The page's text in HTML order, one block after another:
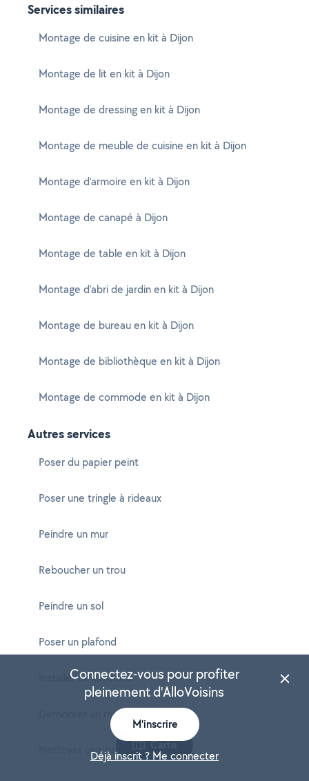
Services similaires
Montage de cuisine en kit à Dijon
Montage de lit en kit à Dijon
Montage de dressing en kit à Dijon
Montage de meuble de cuisine en kit à Dijon
Montage d'armoire en kit à Dijon
Montage de canapé à Dijon
Montage de table en kit à Dijon
Montage d'abri de jardin en kit à Dijon
Montage de bureau en kit à Dijon
Montage de bibliothèque en kit à Dijon
Montage de commode en kit à Dijon
Autres services
Poser du papier peint
Poser une tringle à rideaux
Peindre un mur
Reboucher un trou
Peindre un sol
Poser un plafond
Installer un luminaire
Démonter un meuble
Nettoyer une terrasse Carte
Connectez-vous pour profiter
pleinement d'AlloVoisins
M'inscrire
Déjà inscrit ? Me connecter